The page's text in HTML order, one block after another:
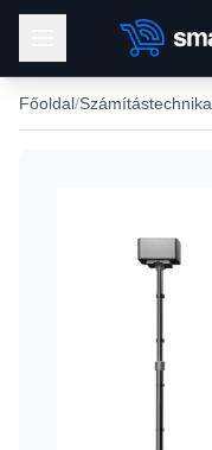
Főoldal Számítástechnika